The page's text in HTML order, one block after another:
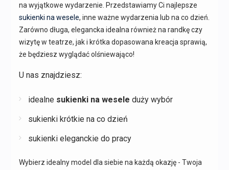
na wyjątkowe wydarzenie. Przedstawiamy Ci najlepsze
sukienki na wesele, inne ważne wydarzenia lub na co dzień.
Zarówno długa, elegancka idealna również na randkę czy
wizytę w teatrze, jak i krótka dopasowana kreacja sprawią,
że będziesz wyglądać olśniewająco!
U nas znajdziesz:
idealne sukienki na wesele duży wybór
sukienki krótkie na co dzień
sukienki eleganckie do pracy
Wybierz idealny model dla siebie na każdą okazję - Twoja